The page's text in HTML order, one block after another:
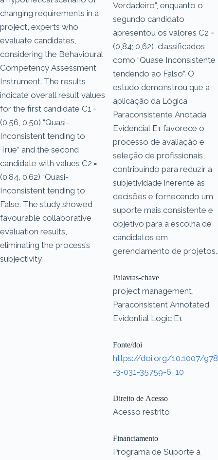
changing requirements in a
project, experts who
evaluate candidates,
considering the Behavioural
Competency Assessment
Instrument. The results
indicate overall result values
for the first candidate C1 =
(0.56, 0.50) “Quasi-
Inconsistent tending to
True” and the second
candidate with values C2 =
(0.84, 0.62) “Quasi-
Inconsistent tending to
False. The study showed
favourable collaborative
evaluation results,
eliminating the process’s
subjectivity.
Verdadeiro”, enquanto o
segundo candidato
apresentou os valores C2 =
(0,84; 0,62), classificados
como “Quase Inconsistente
tendendo ao Falso”. O
estudo demonstrou que a
aplicação da Lógica
Paraconsistente Anotada
Evidencial Eτ favorece o
processo de avaliação e
seleção de profissionais,
contribuindo para reduzir a
subjetividade inerente às
decisões e fornecendo um
suporte mais consistente e
objetivo para a escolha de
candidatos em
gerenciamento de projetos.
Palavras-chave
project management,
Paraconsistent Annotated
Evidential Logic Eτ
Fonte/doi
https://doi.org/10.1007/978
-3-031-35759-6_10
Direito de Acesso
Acesso restrito
Financiamento
Programa de Suporte à